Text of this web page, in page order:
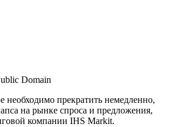
Domain
прекратить немедленно,
на рынке спроса и предложения,
компании IHS Markit.